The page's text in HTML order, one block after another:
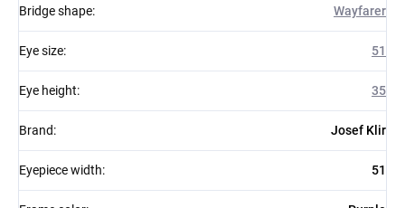
Bridge shape: Wayfarer
Eye size: 51
Eye height: 35
Brand: Josef Klir
Eyepiece width: 51